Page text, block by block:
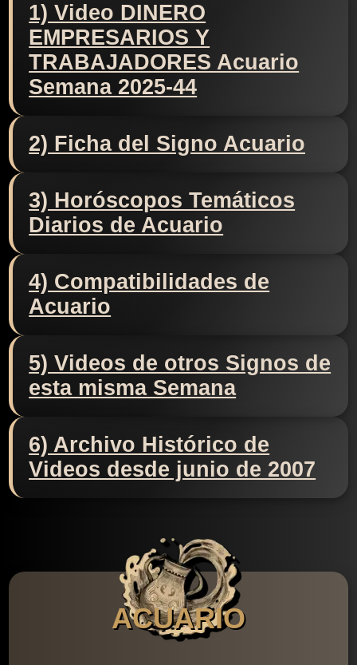
1) Video DINERO
EMPRESARIOS Y
TRABAJADORES Acuario
Semana 2025-44
2) Ficha del Signo Acuario
3) Horóscopos Temáticos
Diarios de Acuario
4) Compatibilidades de
Acuario
5) Videos de otros Signos de
esta misma Semana
6) Archivo Histórico de
Videos desde junio de 2007
ACUARIO